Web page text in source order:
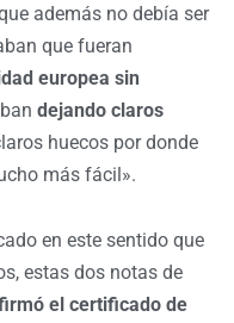
además no debía ser
que fueran
europea sin
dejando claros
huecos por donde
más fácil».
en este sentido que
estas dos notas de
el certificado de